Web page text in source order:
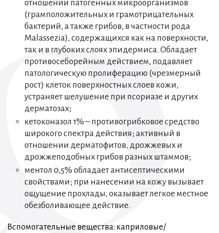
отношении патогенных микроорганизмов
(грамположительных и грамотрицательных
бактерий, а также грибов, в частности рода
Malassezia), содержащихся как на поверхности,
так и в глубоких слоях эпидермиса. Обладает
противосеборейным действием, подавляет
патологическую пролиферацию (чрезмерный
рост) клеток поверхностных слоев кожи,
устраняет шелушение при псориазе и других
дерматозах;
кетоконазол 1% – противогрибковое средство
широкого спектра действия; активный в
отношении дерматофитов, дрожжевых и
дрожжеподобных грибов разных штаммов;
ментол 0,5% обладает антисептическими
свойствами; при нанесении на кожу вызывает
ощущение прохлады, оказывает легкое местное
обезболивающее действие.
Вспомогательные вещества: каприловые/